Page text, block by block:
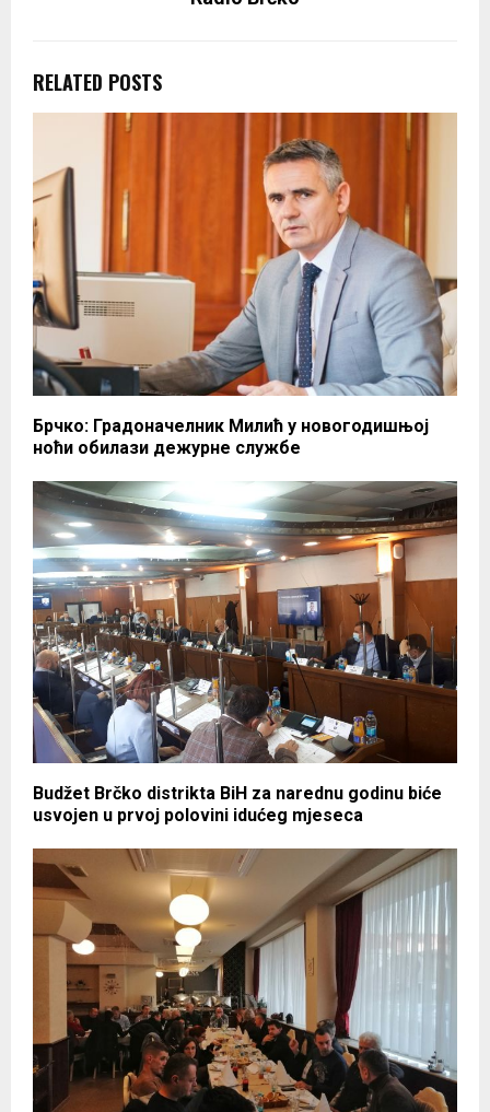
RELATED POSTS
Брчко: Градоначелник Милић у новогодишњој
ноћи обилази дежурне службе
Budžet Brčko distrikta BiH za narednu godinu biće
usvojen u prvoj polovini idućeg mjeseca